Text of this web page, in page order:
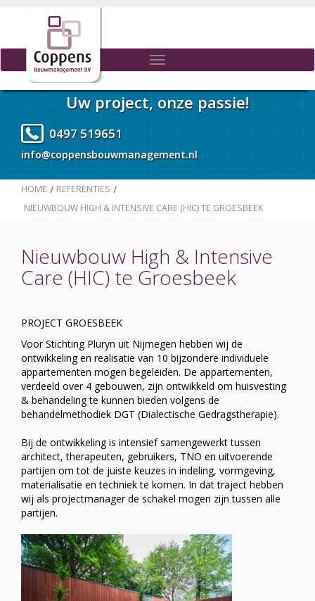
Toggle
navigation
Uw project, onze passie!
0497 519651
info@coppensbouwmanagement.nl
HOME
REFERENTIES
NIEUWBOUW HIGH & INTENSIVE CARE (HIC) TE GROESBEEK
Nieuwbouw High & Intensive
Care (HIC) te Groesbeek
PROJECT GROESBEEK
Voor Stichting Pluryn uit Nijmegen hebben wij de
ontwikkeling en realisatie van 10 bijzondere individuele
appartementen mogen begeleiden. De appartementen,
verdeeld over 4 gebouwen, zijn ontwikkeld om huisvesting
& behandeling te kunnen bieden volgens de
behandelmethodiek DGT (Dialectische Gedragstherapie).
Bij de ontwikkeling is intensief samengewerkt tussen
architect, therapeuten, gebruikers, TNO en uitvoerende
partijen om tot de juiste keuzes in indeling, vormgeving,
materialisatie en techniek te komen. In dat traject hebben
wij als projectmanager de schakel mogen zijn tussen alle
partijen.